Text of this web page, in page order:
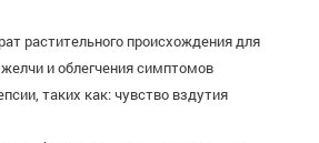
растительного происхождения для
и облегчения симптомов
таких как: чувство вздутия